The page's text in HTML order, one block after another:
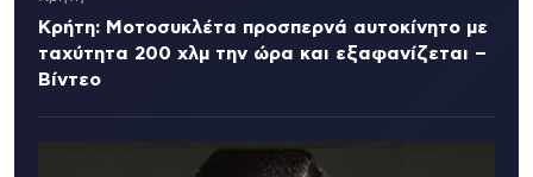
Κρήτη: Μοτοσυκλέτα προσπερνά αυτοκίνητο με
ταχύτητα 200 χλμ την ώρα και εξαφανίζεται –
Βίντεο